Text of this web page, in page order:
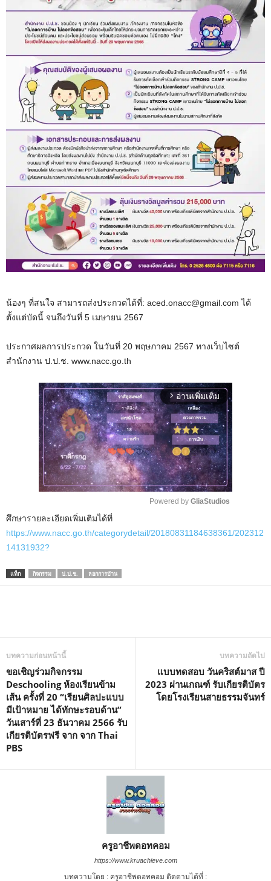
น้องๆ ที่สนใจ สามารถส่งประกวดได้ที่: aced.onacc@gmail.com ได้
ตั้งแต่บัดนี้ จนถึงวันที่ 5 เมษายน 2567
ประกาศผลการประกวด ในวันที่ 20 พฤษภาคม 2567 ทางเว็บไซต์
สำนักงาน ป.ป.ช. www.nacc.go.th
arrow_forward_ios อ่านเพิ่มเติม
u
Powered by GliaStudios
ศึกษารายละเอียดเพิ่มเติมได้ที่
https://www.nacc.go.th/categorydetail/20180831184638361/202312
14131932?
แท็ก กิจกรรม ป.ป.ช. ลอกการบ้าน
บทความก่อนหน้านี้
ขอเชิญร่วมกิจกรรม
Deschooling ห้องเรียนข้าม
เส้น ครั้งที่ 20 “เรียนศิลปะแบบ
มีเป้าหมาย ได้ทักษะรอบด้าน”
วันเสาร์ที่ 23 ธันวาคม 2566 รับ
เกียรติบัตรฟรี จาก จาก Thai
PBS
บทความถัดไป
แบบทดสอบ วันคริสต์มาส ปี
2023 ผ่านเกณฑ์ รับเกียรติบัตร
โดยโรงเรียนสายธรรมจันทร์
ครูอาชีพดอทคอม
https://www.kruachieve.com
บทความโดย : ครูอาชีพดอทคอม ติดตามได้ที่ :